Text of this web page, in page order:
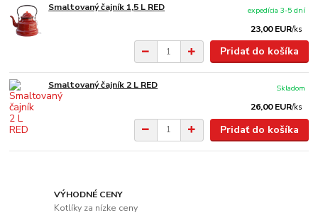
Smaltovaný čajník 1,5 L RED
23,00 EUR/ks
expedícia 3-5 dní
Pridať do košíka
Smaltovaný čajník 2 L RED
26,00 EUR/ks
Skladom
Pridať do košíka
VÝHODNÉ CENY
Kotlíky za nízke ceny